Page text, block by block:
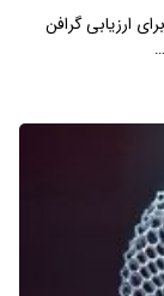
ارزیابی گرافن